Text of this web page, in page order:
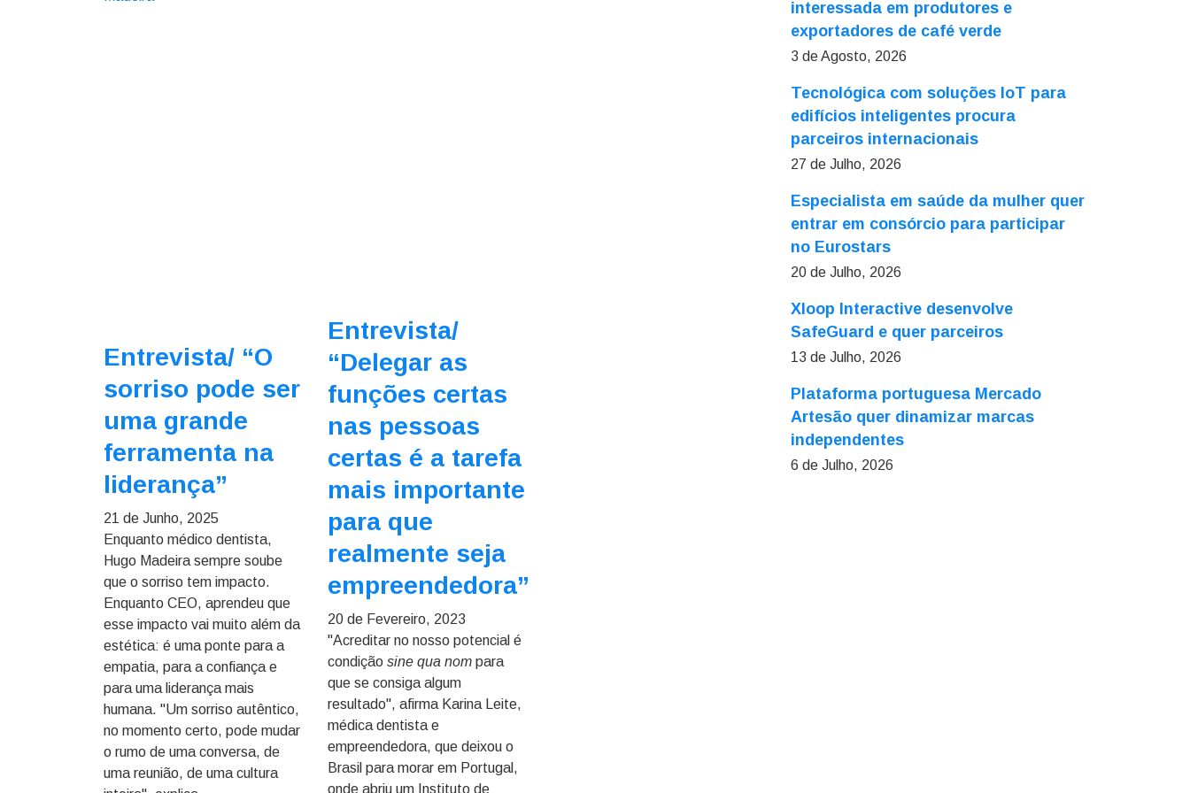
Entrevista/ “O
sorriso pode ser
uma grande
ferramenta na
liderança”
21 de Junho, 2025
Enquanto médico dentista,
Hugo Madeira sempre soube
que o sorriso tem impacto.
Enquanto CEO, aprendeu que
esse impacto vai muito além da
estética: é uma ponte para a
empatia, para a confiança e
para uma liderança mais
humana. "Um sorriso autêntico,
no momento certo, pode mudar
o rumo de uma conversa, de
uma reunião, de uma cultura
Entrevista/
“Delegar as
funções certas
nas pessoas
certas é a tarefa
mais importante
para que
realmente seja
empreendedora”
20 de Fevereiro, 2023
"Acreditar no nosso potencial é
condiçãosine qua nom para
que se consiga algum
resultado", afirma Karina Leite,
médica dentista e
empreendedora, que deixou o
Brasil para morar em Portugal,
onde abriu um Instituto de
interessada em produtores e
exportadores de café verde
3 de Agosto, 2026
Tecnológica com soluções IoT para
edifícios inteligentes procura
parceiros internacionais
27 de Julho, 2026
Especialista em saúde da mulher quer
entrar em consórcio para participar
no Eurostars
20 de Julho, 2026
Xloop Interactive desenvolve
SafeGuard e quer parceiros
13 de Julho, 2026
Plataforma portuguesa Mercado
Artesão quer dinamizar marcas
independentes
6 de Julho, 2026